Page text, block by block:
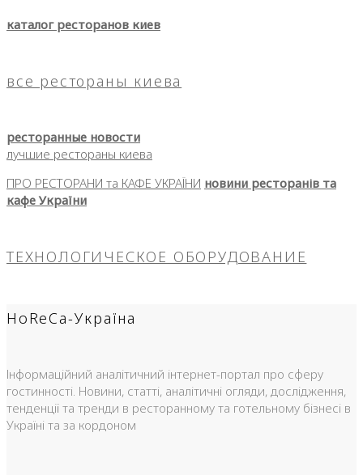
каталог ресторанов киев
все рестораны киева
ресторанные новости
лучшие рестораны киева
ПРО РЕСТОРАНИ та КАФЕ УКРАЇНИ новини ресторанів та
кафе України
ТЕХНОЛОГИЧЕСКОЕ ОБОРУДОВАНИЕ
HoReCa-Україна
Інформаційний аналітичний інтернет-портал про сферу
гостинності. Новини, статті, аналітичні огляди, дослідження,
тенденції та тренди в ресторанному та готельному бізнесі в
Україні та за кордоном